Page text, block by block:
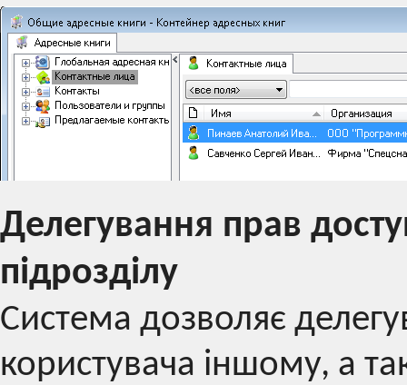
Делегування прав
підрозділу
Система дозволяє
користувача іншому, а